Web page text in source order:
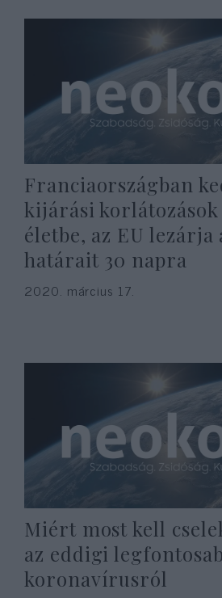
Franciaországban
kijárási korlátozások
életbe, az EU lezárja
határait 30 napra
2020. március 17.
Miért most kell
az eddigi
koronavírusról